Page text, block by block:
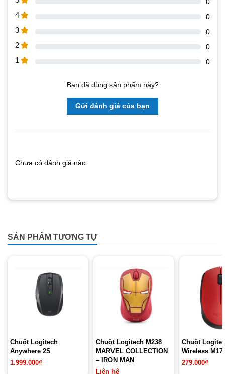
0
4 0
3 0
2 0
1 0
Bạn đã dùng sản phẩm này?
Gửi đánh giá của bạn
Chưa có đánh giá nào.
SẢN PHẨM TƯƠNG TỰ
Chuột Logitech
Anywhere 2S
1.999.000₫
Chuột Logitech M238
MARVEL COLLECTION
– IRON MAN
Liên hệ
Chuột
Wireless
279.000₫